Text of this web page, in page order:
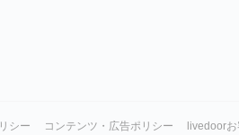
シー コンテンツ・広告ポリシー livedoor